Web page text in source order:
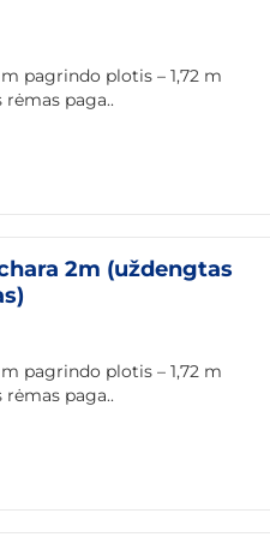
pagrindo plotis – 1,72 m
rėmas paga..
2m (uždengtas
pagrindo plotis – 1,72 m
rėmas paga..